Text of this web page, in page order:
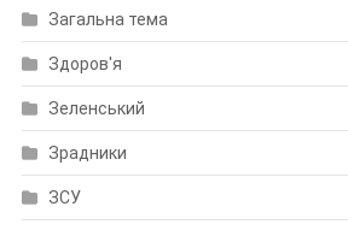
Загальна тема
Здоров'я
Зеленський
Зрадники
ЗСУ